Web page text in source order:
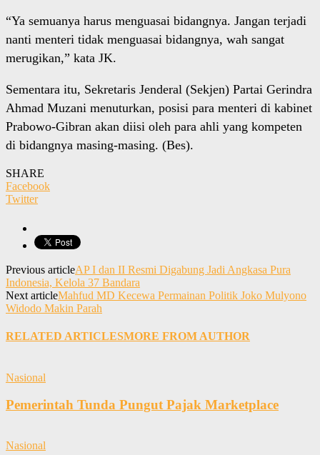
“Ya semuanya harus menguasai bidangnya. Jangan terjadi
nanti menteri tidak menguasai bidangnya, wah sangat
merugikan,” kata JK.
Sementara itu, Sekretaris Jenderal (Sekjen) Partai Gerindra
Ahmad Muzani menuturkan, posisi para menteri di kabinet
Prabowo-Gibran akan diisi oleh para ahli yang kompeten
di bidangnya masing-masing. (Bes).
SHARE
Facebook
Twitter
Previous articleAP I dan II Resmi Digabung Jadi Angkasa Pura
Indonesia, Kelola 37 Bandara
Next articleMahfud MD Kecewa Permainan Politik Joko Mulyono
Widodo Makin Parah
RELATED ARTICLESMORE FROM AUTHOR
Nasional
Pemerintah Tunda Pungut Pajak Marketplace
Nasional